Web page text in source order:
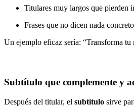
Titulares muy largos que pierden
Frases que no dicen nada
Un ejemplo eficaz sería: “Transforma tu
Subtítulo que complemente y
Después del titular, el subtítulo sirve